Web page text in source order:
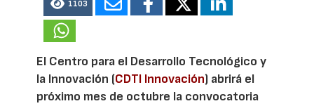
1103
El Centro para el Desarrollo Tecnológico y
la Innovación (CDTI Innovación) abrirá el
próximo mes de octubre la convocatoria